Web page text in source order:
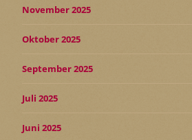
November 2025
Oktober 2025
September 2025
Juli 2025
Juni 2025